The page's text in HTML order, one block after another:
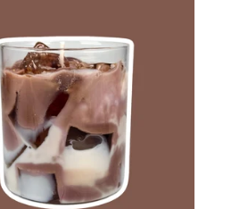
Coffee
Crush
🤎
✨